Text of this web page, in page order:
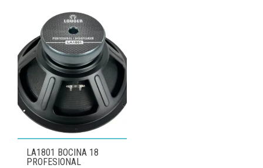
LA1801 BOCINA 18
PROFESIONAL